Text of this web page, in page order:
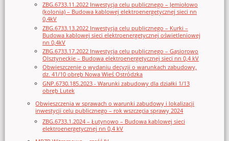
ZBG.6733.11.2022 Inwestycja celu publicznego – Jemiołowo
(kolonia) – Budowa kablowej elektroenergetycznej sieci nn
0,4kV
ZBG.6733.13.2022 Inwestycja celu publicznego – Kurki –
Budowa kablowej sieci elektroenergetycznej oświetleniowej
nn 0,4kV
ZBG.6733.17.2022 Inwestycja celu publicznego – Gąsiorowo
Olsztyneckie – Budowa elektroenergetycznej sieci nn 0,4 kV
Obwieszczenie o wydaniu decyzji o warunkach zabudowy,
dz. 41/10 obręb Nowa Wieś Ostródzka
GNP.6730.185.2023 - Warunki zabudowy dla działki 1/13
obręb Lutek
Obwieszczenia w sprawach o warunki zabudowy i lokalizacji
inwestycji celu publicznego – rok wszczęcia sprawy 2024
ZBG.6733.1.2024 – Łutynowo – Budowa kablowej sieci
elektroenergetycznej nn 0,4 kV